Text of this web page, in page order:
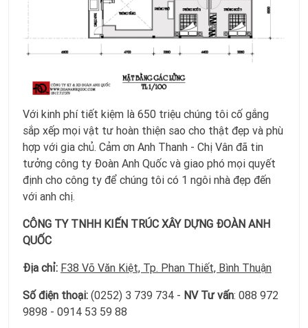
Với kinh phí tiết kiệm là 650 triệu chúng tôi cố gắng
sắp xếp mọi vật tư hoàn thiện sao cho thật đẹp và phù
hợp với gia chủ. Cảm ơn Anh Thanh - Chị Vân đã tin
tưởng công ty Đoàn Anh Quốc và giao phó mọi quyết
định cho công ty để chúng tôi có 1 ngôi nhà đẹp đến
với anh chị.
CÔNG TY TNHH KIẾN TRÚC XÂY DỰNG ĐOÀN ANH
QUỐC
Địa chỉ: F38 Võ Văn Kiệt, Tp. Phan Thiết, Bình Thuận
Số điện thoại: (0252) 3 739 734 - NV Tư vấn: 088 972
9898 - 0914 53 59 88